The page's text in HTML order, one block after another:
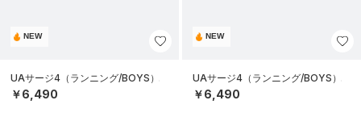
NEW
UAサージ4（ランニング/BOYS）
￥6,490
NEW
UAサージ4（ランニング/BOYS）
￥6,490